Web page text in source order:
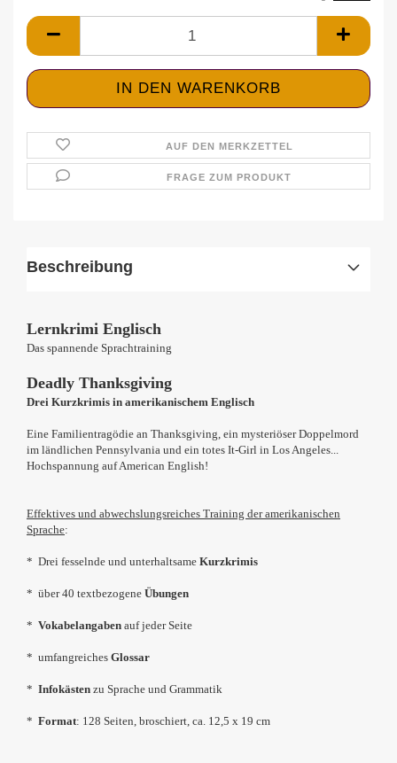
AUF DEN MERKZETTEL
FRAGE ZUM PRODUKT
Beschreibung
Lernkrimi Englisch
Das spannende Sprachtraining
Deadly Thanksgiving
Drei Kurzkrimis in amerikanischem Englisch
Eine Familientragödie an Thanksgiving, ein mysteriöser Doppelmord
im ländlichen Pennsylvania und ein totes It-Girl in Los Angeles...
Hochspannung auf American English!
Effektives und abwechslungsreiches Training der amerikanischen
Sprache:
* Drei fesselnde und unterhaltsame Kurzkrimis
* über 40 textbezogene Übungen
* Vokabelangaben auf jeder Seite
* umfangreiches Glossar
* Infokästen zu Sprache und Grammatik
* Format: 128 Seiten, broschiert, ca. 12,5 x 19 cm